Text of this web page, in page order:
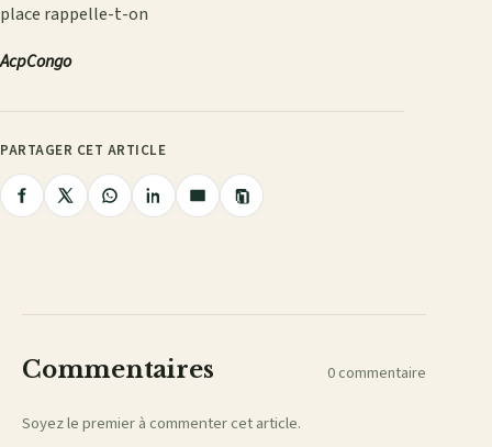
place rappelle-t-on
AcpCongo
PARTAGER CET ARTICLE
PartagerPartagerPartagerPartagerPartager
Copier
le
Commentaires 0 commentaire
Soyez le premier à commenter cet article.